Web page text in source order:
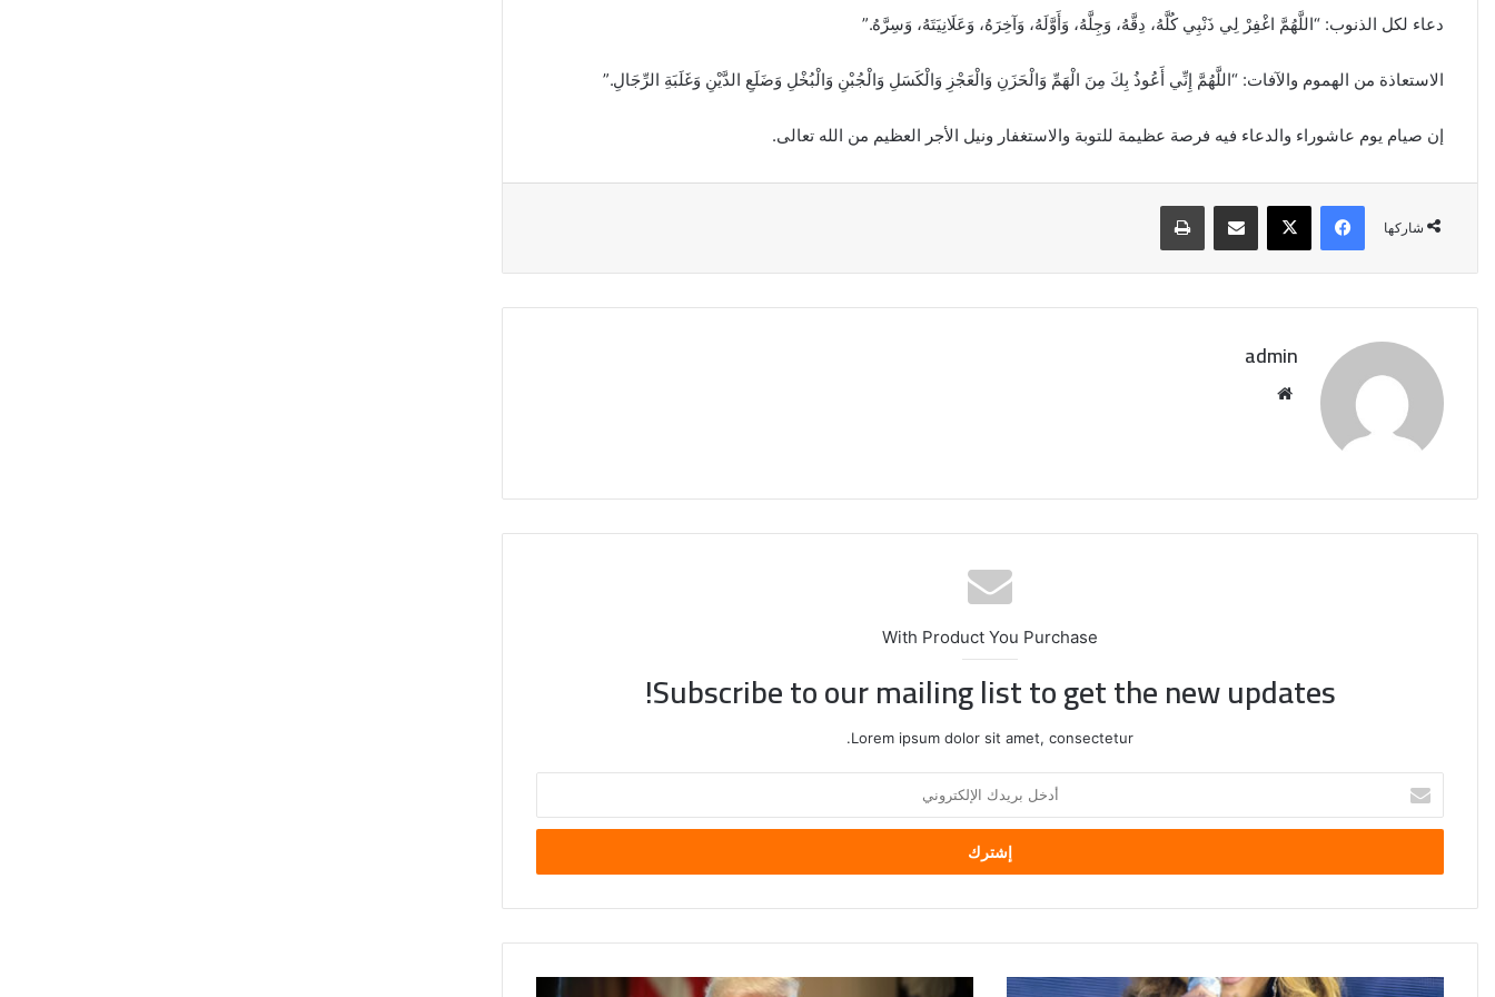
دعاء لكل الذنوب: “اللَّهُمَّ اغْفِرْ لِي ذَنْبِي كُلَّهُ، دِقَّهُ، وَجِلَّهُ، وَأَوَّلَهُ، وَآخِرَهُ، وَعَلَانِيَتَهُ، وَسِرَّهُ.”
الاستعاذة من الهموم والآفات: “اللَّهُمَّ إِنِّي أَعُوذُ بِكَ مِنَ الْهَمِّ وَالْحَزَنِ وَالْعَجْزِ وَالْكَسَلِ وَالْجُبْنِ وَالْبُخْلِ وَضَلَعِ الدَّيْنِ وَغَلَبَةِ الرِّجَالِ.”
إن صيام يوم عاشوراء والدعاء فيه فرصة عظيمة للتوبة والاستغفار ونيل الأجر العظيم من الله تعالى.
شاركها
فيسبوك ‫X مشاركة عبر البريد طباعة
admin
With Product You Purchase
Subscribe to our mailing list to get the new updates!
Lorem ipsum dolor sit amet, consectetur.
بريدك
الإلكتروني
بيونسيه